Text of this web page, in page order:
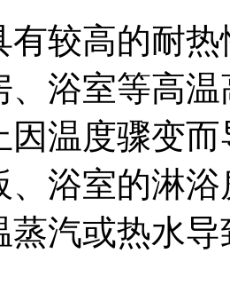
有较高的耐
、浴室等高
因温度骤变
、浴室的淋
蒸汽或热水